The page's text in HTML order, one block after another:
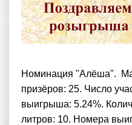
Номинация "Алёша".
призёров: 25. Число
выигрыша: 5.24%.
литров: 10. Номера